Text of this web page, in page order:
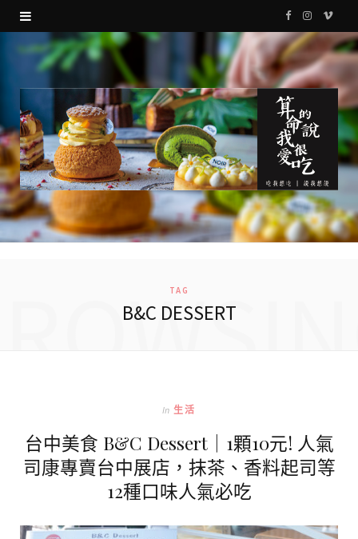
F
a
c
e
b
o
k
I
s
g
r
a
V
i
TAG
B&C DESSERT
In 生活
台中美食 B&C Dessert｜1顆10元! 人氣
司康專賣台中展店，抹茶、香料起司等
12種口味人氣必吃